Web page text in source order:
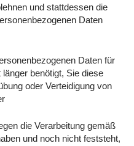
und stattdessen die
Daten
Daten für
benötigt, Sie diese
oder Verteidigung von
die Verarbeitung gemäß
und noch nicht feststeht,